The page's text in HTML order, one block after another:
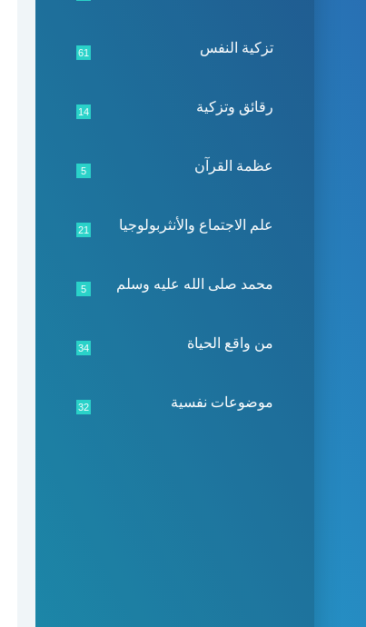
تزكية النفس 61
رقائق وتزكية 14
عظمة القرآن 5
علم الاجتماع والأنثربولوجيا 21
محمد صلى الله عليه وسلم 5
من واقع الحياة 34
موضوعات نفسية 32